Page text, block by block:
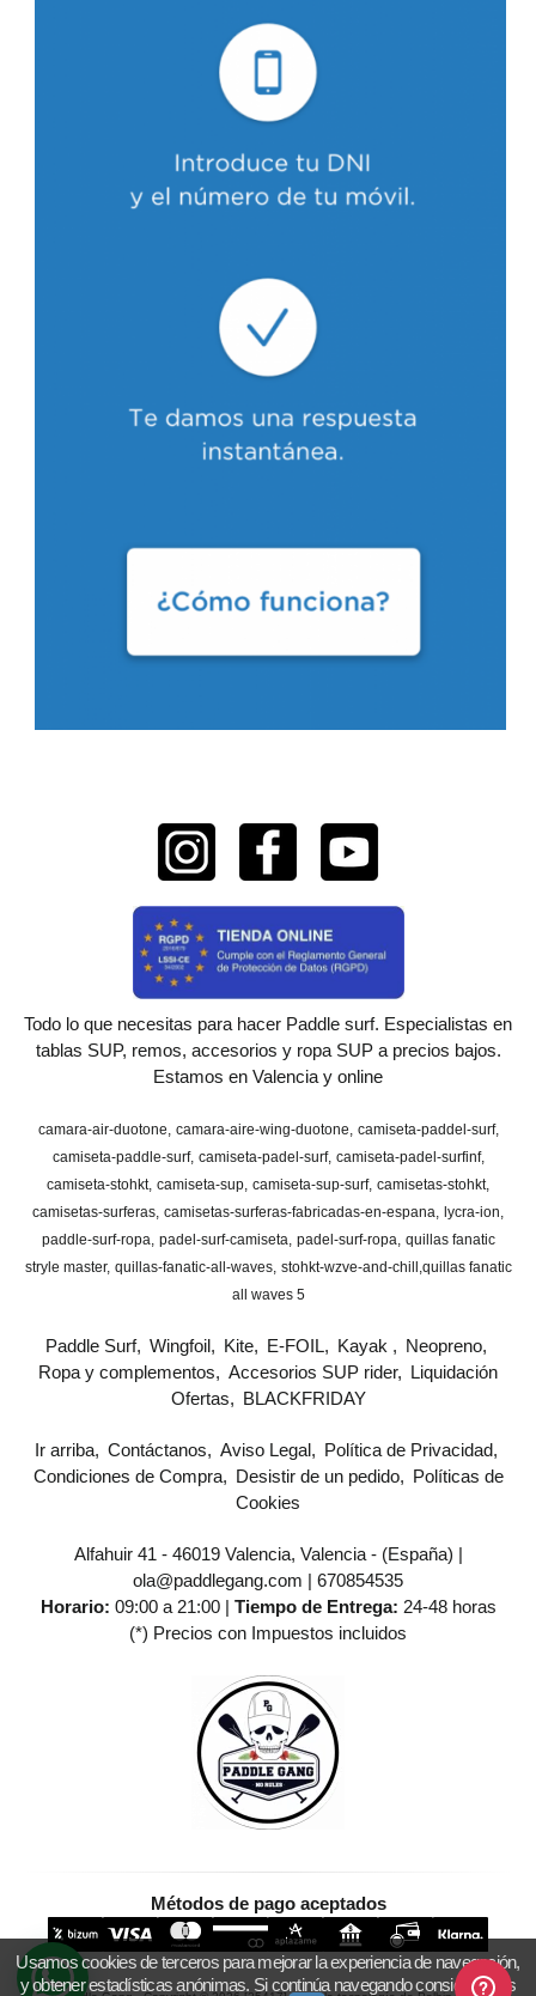
Todo lo que necesitas para hacer Paddle surf. Especialistas en
tablas SUP, remos, accesorios y ropa SUP a precios bajos.
Estamos en Valencia y online
camara-air-duotone camara-aire-wing-duotone camiseta-paddel-surf
camiseta-paddle-surf camiseta-padel-surf camiseta-padel-surfinf
camiseta-stohkt camiseta-sup camiseta-sup-surf camisetas-stohkt
camisetas-surferas camisetas-surferas-fabricadas-en-espana lycra-ion
paddle-surf-ropa padel-surf-camiseta padel-surf-ropa quillas fanatic
stryle master quillas-fanatic-all-waves stohkt-wzve-and-chill ​quillas fanatic
all waves 5
Paddle Surf Wingfoil Kite E-FOIL Kayak
Neopreno
Ropa y complementos
Accesorios SUP rider
Liquidación
Ofertas
BLACKFRIDAY
Ir arriba Contáctanos Aviso Legal
Política de Privacidad
Condiciones de Compra
Desistir de un pedido
Políticas de
Cookies
Alfahuir 41 - 46019 Valencia, Valencia - (España) |
ola@paddlegang.com | 670854535
Horario: 09:00 a 21:00 | Tiempo de Entrega: 24-48 horas
(*) Precios con Impuestos incluidos
Métodos de pago aceptados
Usamos cookies de terceros para mejorar la experiencia de navegación,
y obtener estadísticas anónimas. Si continúa navegando consideramos